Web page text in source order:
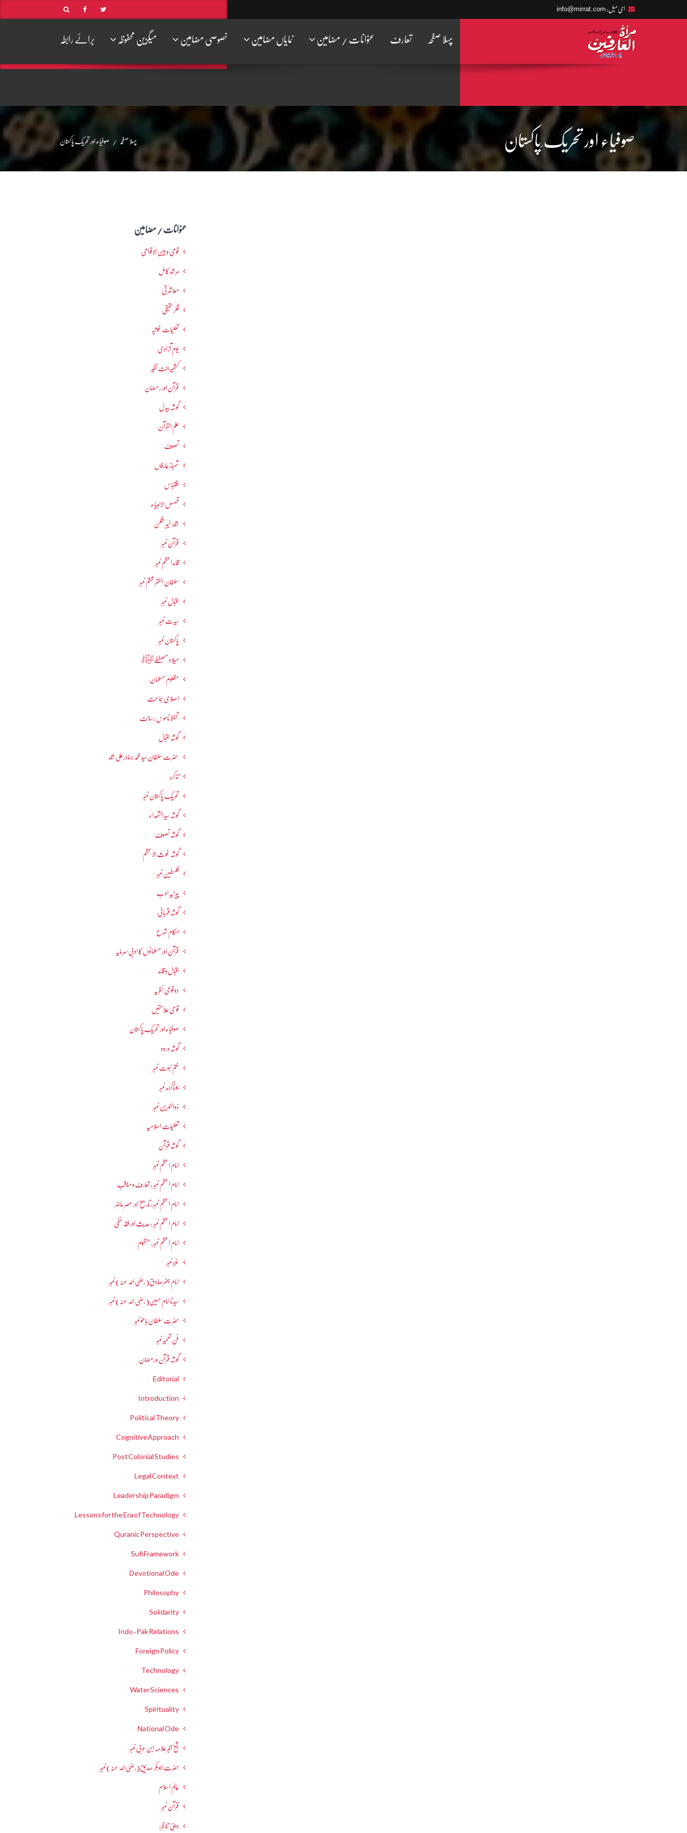
ای میل: info@mirrat.com
پہلا صفحہ تعارف عنوانات / مضامین نمایاں مضامین خصوصی مضامین میگزین محفوظہ برائے رابطہ
صوفیاء اور تحریک ِپاکستان پہلا صفحہ صوفیاء اور تحریک ِپاکستان
عنوانات / مضامین
قومی و بین الاقوامی
مرشدِ کامل
معاشرتی
فکرحقیقی
تعلیمات غوثیہ
یومِ آزادی
کشمیرجنت نظیر
قرآن اور رمضان
گوشہ بیدل
علم القرآن
تصوف
شھبازِ عارفاں
اقتباس
قصص الانبیاء
شاہ خیبر شکن
قرآن نمبر
قائداعظم نمبر
سلطان الفقر ششم نمبر
اقبال نمبر
سیرت نمبر
پاکستان نمبر
میلاد مصطفےٰﷺ
مظلوم مسلمان
اصلاحی جماعت
تحفظ ناموسِ رسالت
گوشہ اقبال
حضرت سلطان سید محمد بہادرعلی شاہ
تذکرہ
تحریکِ پاکستان نمبر
گوشہ سیدالشھداء
گوشہ تصوف
گوشہ غوث الاعظم
فلسطین نمبر
پیرایہ ادب
گوشہ قربانی
احکامِ شرع
قرآن اور مسلمانوں کا ادبی سرمایہ
اقبال و قائد
دو قومی نظریہ
قومی علامتیں
صوفیاء اور تحریک ِپاکستان
گوشہ درود
ختم نبوت نمبر
جوناگڑھ نمبر
ذوالنورین نمبر
تعلیماتِ اسلامیہ
گوشہ قرآن
امام اعظم نمبر
امام اعظم نمبر : تعارف و مناقب
امام اعظم نمبر: تاریخ اور عصرِ حاضر
امام اعظم نمبر : حدیث اور فقہ حنفی
امام اعظم نمبر: منظوم
غزہ نمبر
امام جعفرصادق(رضی اللہ عنہ) نمبر
سیدنا امام حسین(رضی اللہ عنہ) نمبر
حضرت سلطان باھوؒ نمبر
فنِ تعمیر نمبر
گوشہ قرآن و رمضان
Editorial
Introduction
Political Theory
Cognitive Approach
Post Colonial Studies
Legal Context
Leadership Paradigm
Lessons for the Era of Technology
Quranic Perspective
Sufi Framework
Devotional Ode
Philosophy
Solidarity
Indo-Pak Relations
Foreign Policy
Technology
Water Sciences
Spirituality
National Ode
شیخ اکبر علامہ ابن عربی نمبر
حضرت ابوبکر صدیق(رضی اللہ عنہ) نمبر
عالمِ اسلام
قرآن نمبر
دینی تناظر: